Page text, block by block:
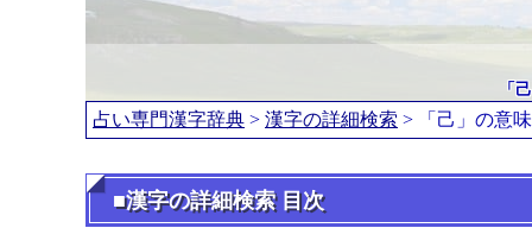
「
占い専門漢字辞典 > 漢字の詳細検索 > 「己」の意
■漢字の詳細検索 目次